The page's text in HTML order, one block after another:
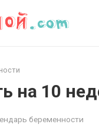
на 10
беременности